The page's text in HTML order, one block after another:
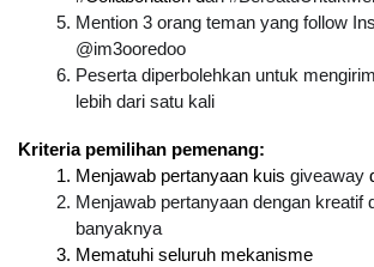
Mention 3 orang teman yang follow
@im3ooredoo
Peserta diperbolehkan untuk
lebih dari satu kali
Kriteria pemilihan pemenang:
Menjawab pertanyaan kuis giveaway
Menjawab pertanyaan dengan kreatif
banyaknya
Mematuhi seluruh mekanisme